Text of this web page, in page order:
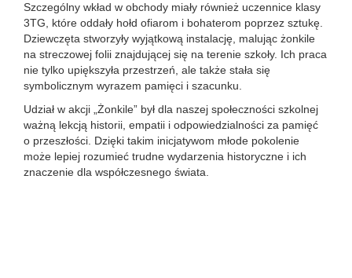
Szczególny wkład w obchody miały również uczennice klasy
3TG, które oddały hołd ofiarom i bohaterom poprzez sztukę.
Dziewczęta stworzyły wyjątkową instalację, malując żonkile
na streczowej folii znajdującej się na terenie szkoły. Ich praca
nie tylko upiększyła przestrzeń, ale także stała się
symbolicznym wyrazem pamięci i szacunku.
Udział w akcji „Żonkile” był dla naszej społeczności szkolnej
ważną lekcją historii, empatii i odpowiedzialności za pamięć
o przeszłości. Dzięki takim inicjatywom młode pokolenie
może lepiej rozumieć trudne wydarzenia historyczne i ich
znaczenie dla współczesnego świata.